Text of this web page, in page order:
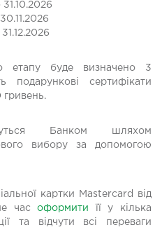
етапу буде визначено 3
подарункові сертифікати
Банком шляхом
вибору за допомогою
картки Mastercard від
часоформити її у кілька
та відчути всі переваги